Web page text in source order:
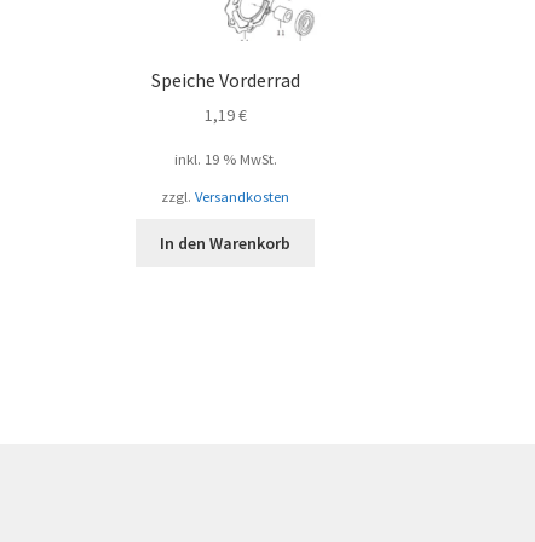
Speiche Vorderrad
1,19€
inkl. 19 % MwSt.
zzgl.Versandkosten
In den Warenkorb